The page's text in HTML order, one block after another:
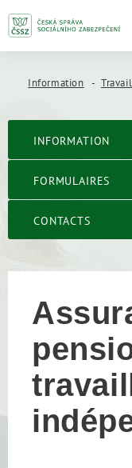
Information
INFORMATION
FORMULAIRES
CONTACTS